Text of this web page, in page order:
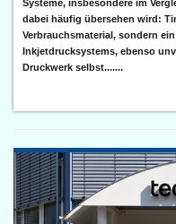
Systeme, insbesondere im
dabei häufig übersehen wird:
Verbrauchsmaterial, sondern
Inkjetdrucksystems, ebenso
Druckwerk selbst.......